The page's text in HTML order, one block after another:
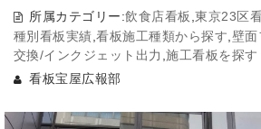
所属カテゴリー:飲食店看板 ,東京23区
種別看板実績 ,看板施工種類から探す 壁面
交換/インクジェット出力 ,施工看板を探す
看板宝屋広報部